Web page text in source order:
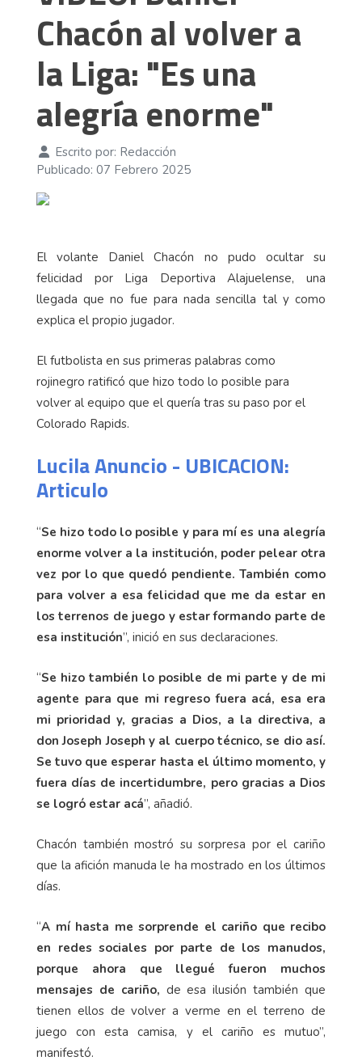
Chacón al volver a
la Liga: "Es una
alegría enorme"
Escrito por: Redacción
Publicado: 07 Febrero 2025
El volante Daniel Chacón no pudo ocultar su
felicidad por Liga Deportiva Alajuelense, una
llegada que no fue para nada sencilla tal y como
explica el propio jugador.
El futbolista en sus primeras palabras como
rojinegro ratificó que hizo todo lo posible para
volver al equipo que el quería tras su paso por el
Colorado Rapids.
Lucila Anuncio - UBICACION:
Articulo
“Se hizo todo lo posible y para mí es una alegría
enorme volver a la institución, poder pelear otra
vez por lo que quedó pendiente. También como
para volver a esa felicidad que me da estar en
los terrenos de juego y estar formando parte de
esa institución”, inició en sus declaraciones.
“Se hizo también lo posible de mi parte y de mi
agente para que mi regreso fuera acá, esa era
mi prioridad y, gracias a Dios, a la directiva, a
don Joseph Joseph y al cuerpo técnico, se dio así.
Se tuvo que esperar hasta el último momento, y
fuera días de incertidumbre, pero gracias a Dios
se logró estar acá”, añadió.
Chacón también mostró su sorpresa por el cariño
que la afición manuda le ha mostrado en los últimos
días.
“A mí hasta me sorprende el cariño que recibo
en redes sociales por parte de los manudos,
porque ahora que llegué fueron muchos
mensajes de cariño, de esa ilusión también que
tienen ellos de volver a verme en el terreno de
juego con esta camisa, y el cariño es mutuo”,
manifestó.